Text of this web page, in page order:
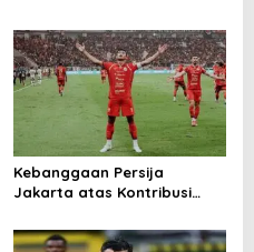
Kebanggaan Persija
Jakarta atas Kontribusi